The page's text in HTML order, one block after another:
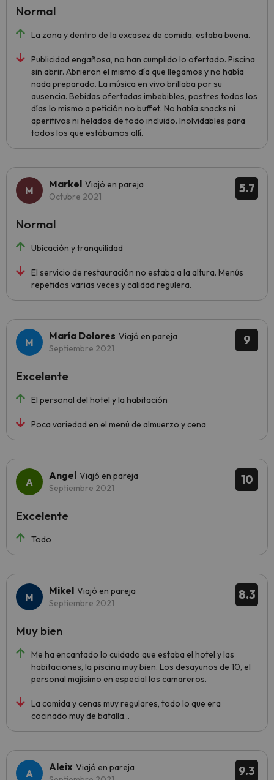
La zona y dentro de la excasez de comida, estaba buena.
Publicidad engañosa, no han cumplido lo ofertado. Piscina
sin abrir. Abrieron el mismo día que llegamos y no había
nada preparado. La música en vivo brillaba por su
ausencia. Bebidas ofertadas imbebibles, postres todos los
días lo mismo a petición no buffet. No había snacks ni
aperitivos ni helados de todo incluido. Inolvidables para
todos los que estábamos allí.
Normal
5.7
Markel Viajó en pareja
Octubre 2021
Ubicación y tranquilidad
El servicio de restauración no estaba a la altura. Menús
repetidos varias veces y calidad regulera.
Normal
9
María Dolores Viajó en pareja
Septiembre 2021
El personal del hotel y la habitación
Poca variedad en el menú de almuerzo y cena
Excelente
10
Angel Viajó en pareja
Septiembre 2021
Todo
Excelente
8.3
Mikel Viajó en pareja
Septiembre 2021
Me ha encantado lo cuidado que estaba el hotel y las
habitaciones, la piscina muy bien. Los desayunos de 10, el
personal majisimo en especial los camareros.
La comida y cenas muy regulares, todo lo que era
cocinado muy de batalla...
Muy bien
9.3
Aleix Viajó en pareja